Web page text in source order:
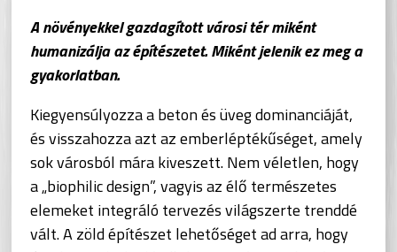
A növényekkel gazdagított városi tér miként
humanizálja az építészetet. Miként jelenik ez meg a
gyakorlatban.
Kiegyensúlyozza a beton és üveg dominanciáját,
és visszahozza azt az emberléptékűséget, amely
sok városból mára kiveszett. Nem véletlen, hogy
a „biophilic design”, vagyis az élő természetes
elemeket integráló tervezés világszerte trenddé
vált. A zöld építészet lehetőséget ad arra, hogy